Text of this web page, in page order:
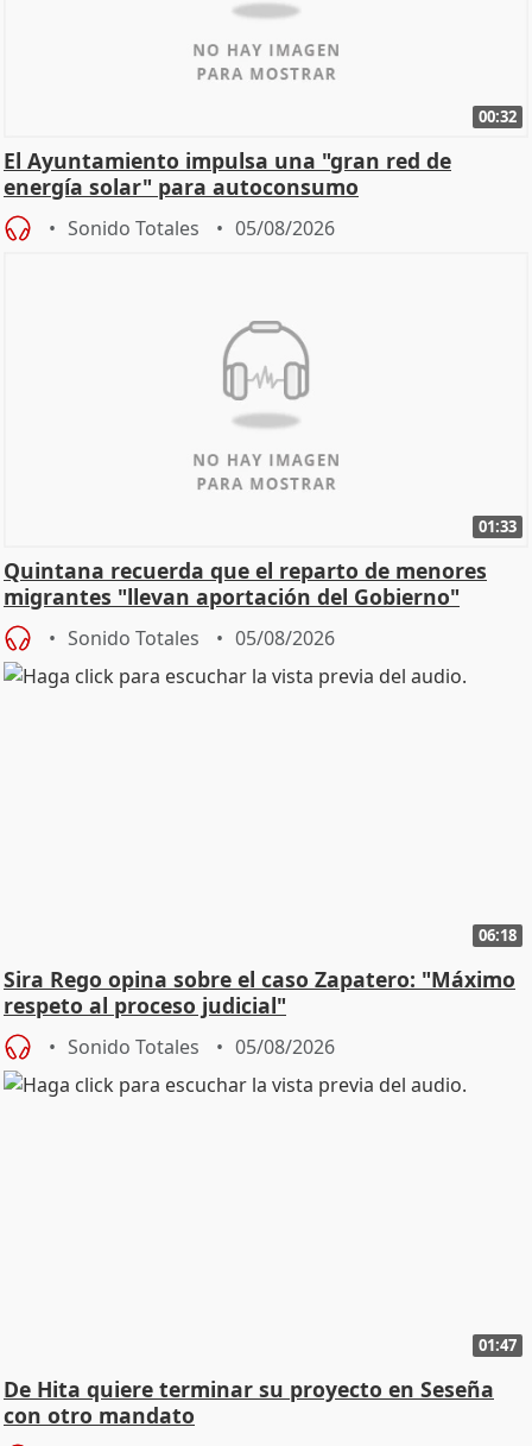
00:32
El Ayuntamiento impulsa una "gran red de
energía solar" para autoconsumo
Sonido Totales 05/08/2026
01:33
Quintana recuerda que el reparto de menores
migrantes "llevan aportación del Gobierno"
central
Sonido Totales 05/08/2026
06:18
Sira Rego opina sobre el caso Zapatero: "Máximo
respeto al proceso judicial"
Sonido Totales 05/08/2026
01:47
De Hita quiere terminar su proyecto en Seseña
con otro mandato